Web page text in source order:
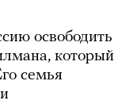
освободить
который
семья